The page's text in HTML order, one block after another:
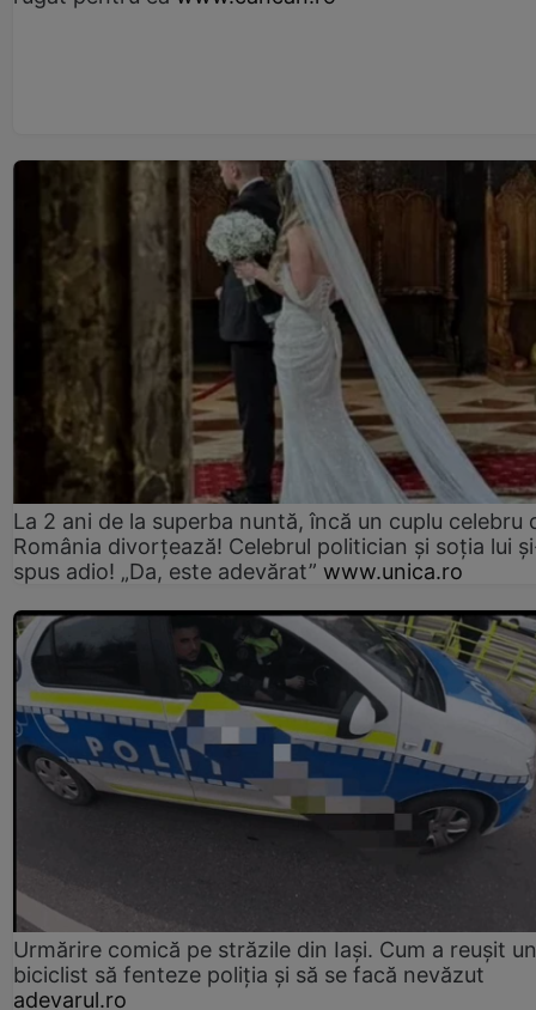
La 2 ani de la superba nuntă, încă un cuplu celebru
România divorțează! Celebrul politician și soția lui
spus adio! „Da, este adevărat” www.unica.ro
Urmărire comică pe străzile din Iași. Cum a reușit un
biciclist să fenteze poliția și să se facă nevăzut
adevarul.ro